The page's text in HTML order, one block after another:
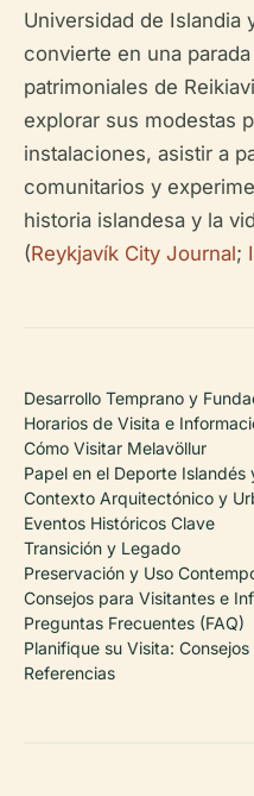
Universidad de Islandia
convierte en una
patrimoniales de
explorar sus modestas
instalaciones, asistir a
comunitarios y
historia islandesa y la
(Reykjavík City Journal;
Desarrollo Temprano y
Horarios de Visita e
Cómo Visitar Melavöllur
Papel en el Deporte
Contexto Arquitectónico y
Eventos Históricos Clave
Transición y Legado
Preservación y Uso
Consejos para Visitantes e
Preguntas Frecuentes (FAQ)
Planifique su Visita:
Referencias